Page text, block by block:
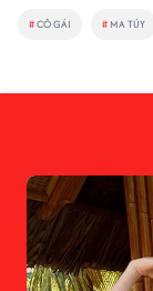
#CÔ GÁI # MA TÚY